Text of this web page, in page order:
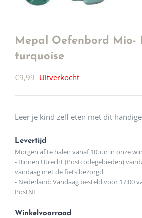
Mepal Oefenbord Mio-
turquoise
€9,99 Uitverkocht
Leer je kind zelf eten met dit
Levertijd
Morgen af te halen vanaf 10uur in onze
- Binnen Utrecht (Postcodegebieden)
vandaag met de fiets bezorgd
- Nederland: Vandaag besteld voor 17:00
PostNL
Winkelvoorraad